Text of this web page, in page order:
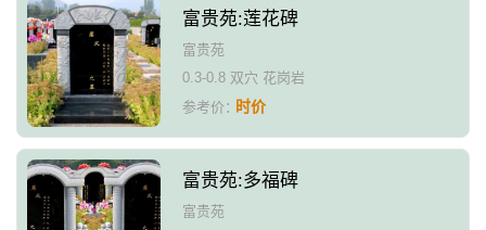
富贵苑:莲花碑
富贵苑
0.3-0.8 双穴 花岗岩
参考价：时价
富贵苑:多福碑
富贵苑